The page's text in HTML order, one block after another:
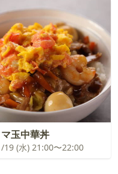
マ玉中華丼
19 (水) 21:00〜22:00